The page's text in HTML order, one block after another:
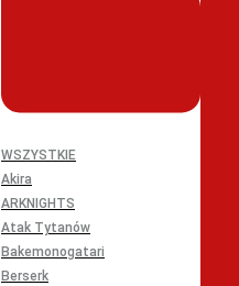
WSZYSTKIE
Akira
ARKNIGHTS
Atak Tytanów
Bakemonogatari
Berserk